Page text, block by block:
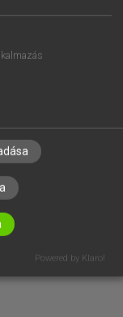
Powered by Klaro!